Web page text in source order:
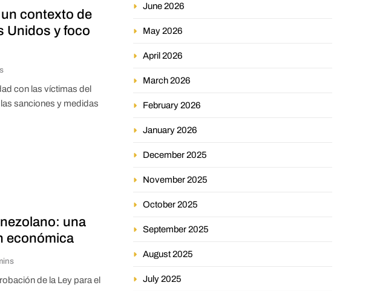
contexto de
Unidos y foco
con las víctimas del
sanciones y medidas
una
económica
de la Ley para el
June 2026
May 2026
April 2026
March 2026
February 2026
January 2026
December 2025
November 2025
October 2025
September 2025
August 2025
July 2025